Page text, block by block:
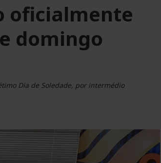
oficialmente
domingo
Dia de Soledade, por intermédio